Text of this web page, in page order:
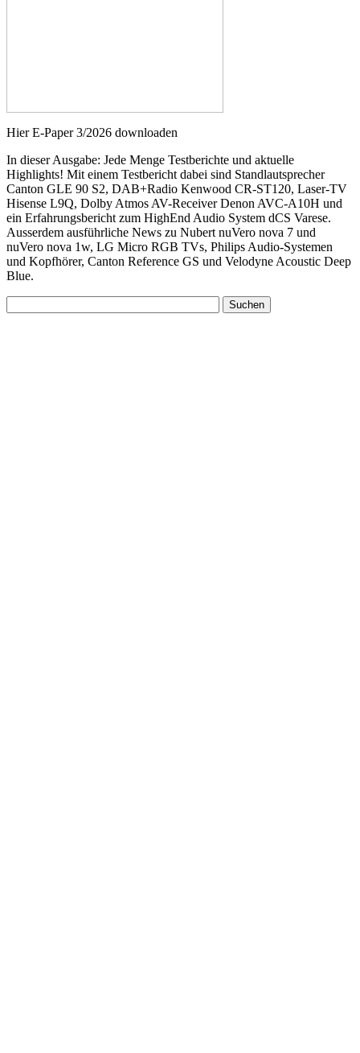
Hier E-Paper 3/2026 downloaden
In dieser Ausgabe: Jede Menge Testberichte und aktuelle
Highlights! Mit einem Testbericht dabei sind Standlautsprecher
Canton GLE 90 S2, DAB+Radio Kenwood CR-ST120, Laser-TV
Hisense L9Q, Dolby Atmos AV-Receiver Denon AVC-A10H und
ein Erfahrungsbericht zum HighEnd Audio System dCS Varese.
Ausserdem ausführliche News zu Nubert nuVero nova 7 und
nuVero nova 1w, LG Micro RGB TVs, Philips Audio-Systemen
und Kopfhörer, Canton Reference GS und Velodyne Acoustic Deep
Blue.